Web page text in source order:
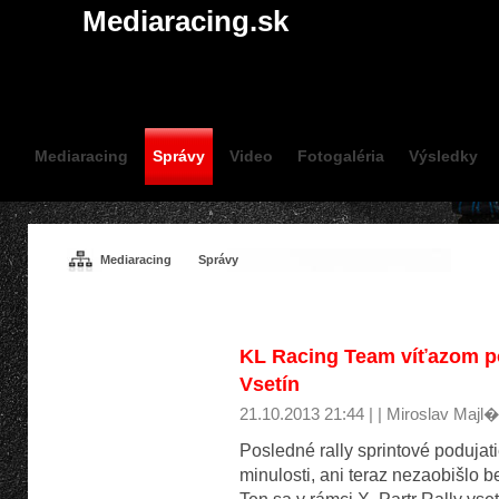
Mediaracing.sk
Mediaracing Správy Video Fotogaléria Výsledky
Mediaracing Správy
KL Racing Team víťazom
Vsetín
21.10.2013 21:44 | | Miroslav
Posledné rally sprintové
minulosti, ani teraz nezaobišlo